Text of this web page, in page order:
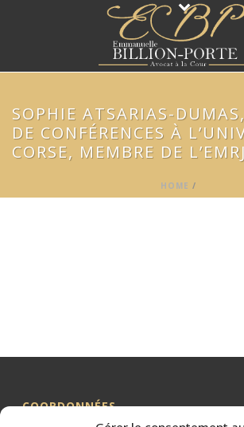
SOPHIE ATSARIAS-
DE CONFÉRENCES À
CORSE, MEMBRE DE
HOME /
COORDONNÉES